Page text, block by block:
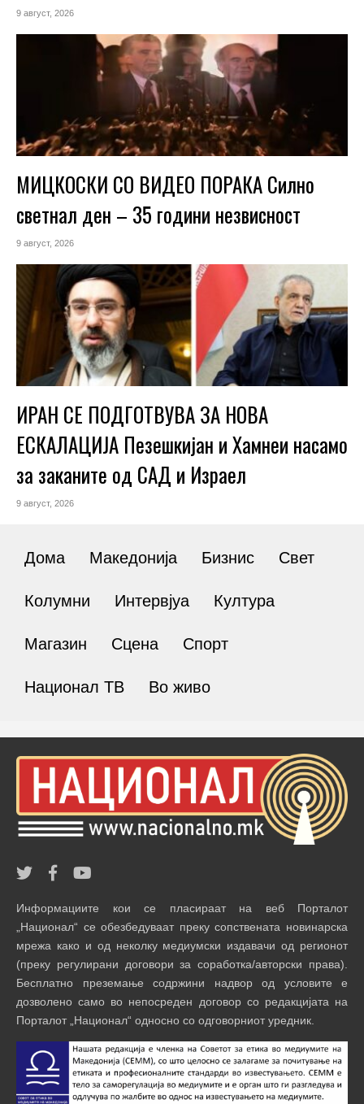
9 август, 2026
МИЦКОСКИ СО ВИДЕО ПОРАКА Силно
светнал ден – 35 години незвисност
9 август, 2026
ИРАН СЕ ПОДГОТВУВА ЗА НОВА
ЕСКАЛАЦИЈА Пезешкијан и Хамнеи насамо
за заканите од САД и Израел
9 август, 2026
Дома Македонија Бизнис Свет
Колумни Интервјуа Култура
Магазин Сцена Спорт
Национал ТВ Во живо
Информациите кои се пласираат на веб Порталот
„Национал“ се обезбедуваат преку сопствената новинарска
мрежа како и од неколку медиумски издавачи од регионот
(преку регулирани договори за соработка/авторски права).
Бесплатно преземање содржини надвор од условите е
дозволено само во непосреден договор со редакцијата на
Порталот „Национал“ односно со одговорниот уредник.